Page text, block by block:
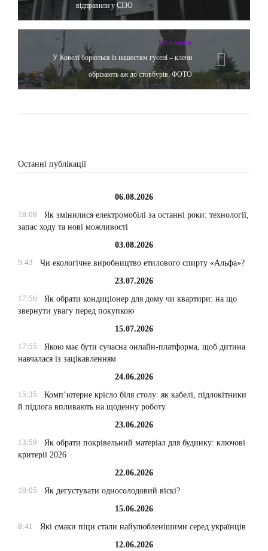
відправили у СІЗО
Yсі новини
У Ковелі борються із нашестям гусені – клени
обрізають аж до стовбурів. ФОТО
Останні публікації
06.08.2026
18:08
Як змінилися електромобілі за останні роки: технології,
запас ходу та нові можливості
03.08.2026
9:43
Чи екологічне виробництво етилового спирту «Альфа»?
23.07.2026
17:56
Як обрати кондиціонер для дому чи квартири: на що
звернути увагу перед покупкою
15.07.2026
17:55
Якою має бути сучасна онлайн-платформа, щоб дитина
навчалася із зацікавленням
24.06.2026
15:35
Комп’ютерне крісло біля столу: як кабелі, підлокітники
й підлога впливають на щоденну роботу
23.06.2026
13:59
Як обрати покрівельний матеріал для будинку: ключові
критерії 2026
22.06.2026
10:05
Як дегустувати односолодовий віскі?
15.06.2026
8:41
Які смаки піци стали найулюбленішими серед українців
12.06.2026